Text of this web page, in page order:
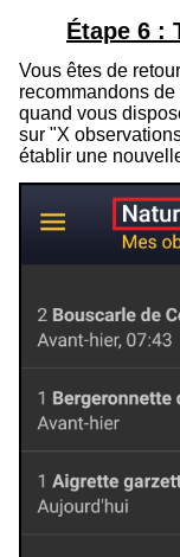
Étape 6 :
Vous êtes de
recommandons
quand vous
sur "X
établir une